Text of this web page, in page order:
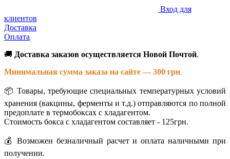
Вход для
клиентов
Доставка
Оплата
🚚 Доставка заказов осуществляется Новой Почтой.
Минимальная сумма заказа на сайте — 300 грн.
📦 Товары, требующие специальных температурных условий
хранения (вакцины, ферменты и т.д.) отправляются по полной
предоплате в термобоксах с хладагентом.
Стоимость бокса с хладагентом составляет - 125грн.
💰 Возможен безналичный расчет и оплата наличными при
получении.